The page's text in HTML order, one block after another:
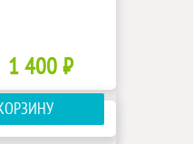
1 400 ₽